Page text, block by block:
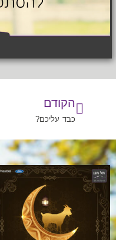
הקודם
כבד עליכם?